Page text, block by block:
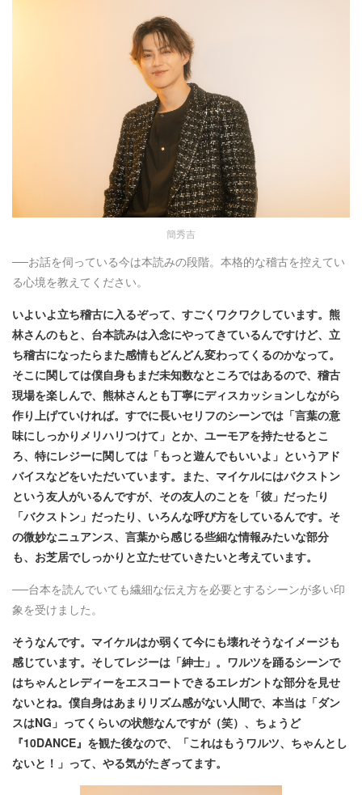
簡秀吉
──お話を伺っている今は本読みの段階。本格的な稽古を控えてい
る心境を教えてください。
いよいよ立ち稽古に入るぞって、すごくワクワクしています。熊
林さんのもと、台本読みは入念にやってきているんですけど、立
ち稽古になったらまた感情もどんどん変わってくるのかなって。
そこに関しては僕自身もまだ未知数なところではあるので、稽古
現場を楽しんで、熊林さんとも丁寧にディスカッションしながら
作り上げていければ。すでに長いセリフのシーンでは「言葉の意
味にしっかりメリハリつけて」とか、ユーモアを持たせるとこ
ろ、特にレジーに関しては「もっと遊んでもいいよ」というアド
バイスなどをいただいています。また、マイケルにはバクストン
という友人がいるんですが、その友人のことを「彼」だったり
「バクストン」だったり、いろんな呼び方をしてい​るんです。そ
の微妙なニュアンス、言葉から感じる些細な情報みたいな部分
も、お芝居でしっかりと立たせていきたいと考えています​。
──台本を読んでいても繊細な伝え方を必要とするシーンが多い印
象を受けました。
そうなんです。マイケルはか弱くて今にも壊れそうなイメージも
感じています。そしてレジーは「紳士」。ワルツを踊るシーンで
はちゃんとレディーをエスコートできるエレガントな部分を見せ
ないとね。僕自身はあまりリズム感がない人間で、本当は「ダン
スはNG」ってくらいの状態なんですが（笑）、ちょうど
『10DANCE』を観た後なので、「これはもうワルツ、ちゃんとし
ないと！」って、やる気がたぎってます。